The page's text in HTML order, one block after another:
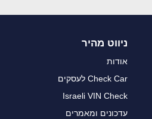
ניווט מהיר
אודות
Check Car לעסקים
Israeli VIN Check
עדכונים ומאמרים